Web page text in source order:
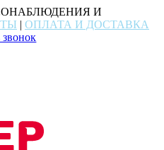
И
| ОПЛАТА И ДОСТАВКА
звонок